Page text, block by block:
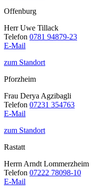
Offenburg
Herr Uwe Tillack
Telefon 0781 94879-23
E-Mail
zum Standort
Pforzheim
Frau Derya Agzibagli
Telefon 07231 354763
E-Mail
zum Standort
Rastatt
Herrn Arndt Lommerzheim
Telefon 07222 78098-10
E-Mail